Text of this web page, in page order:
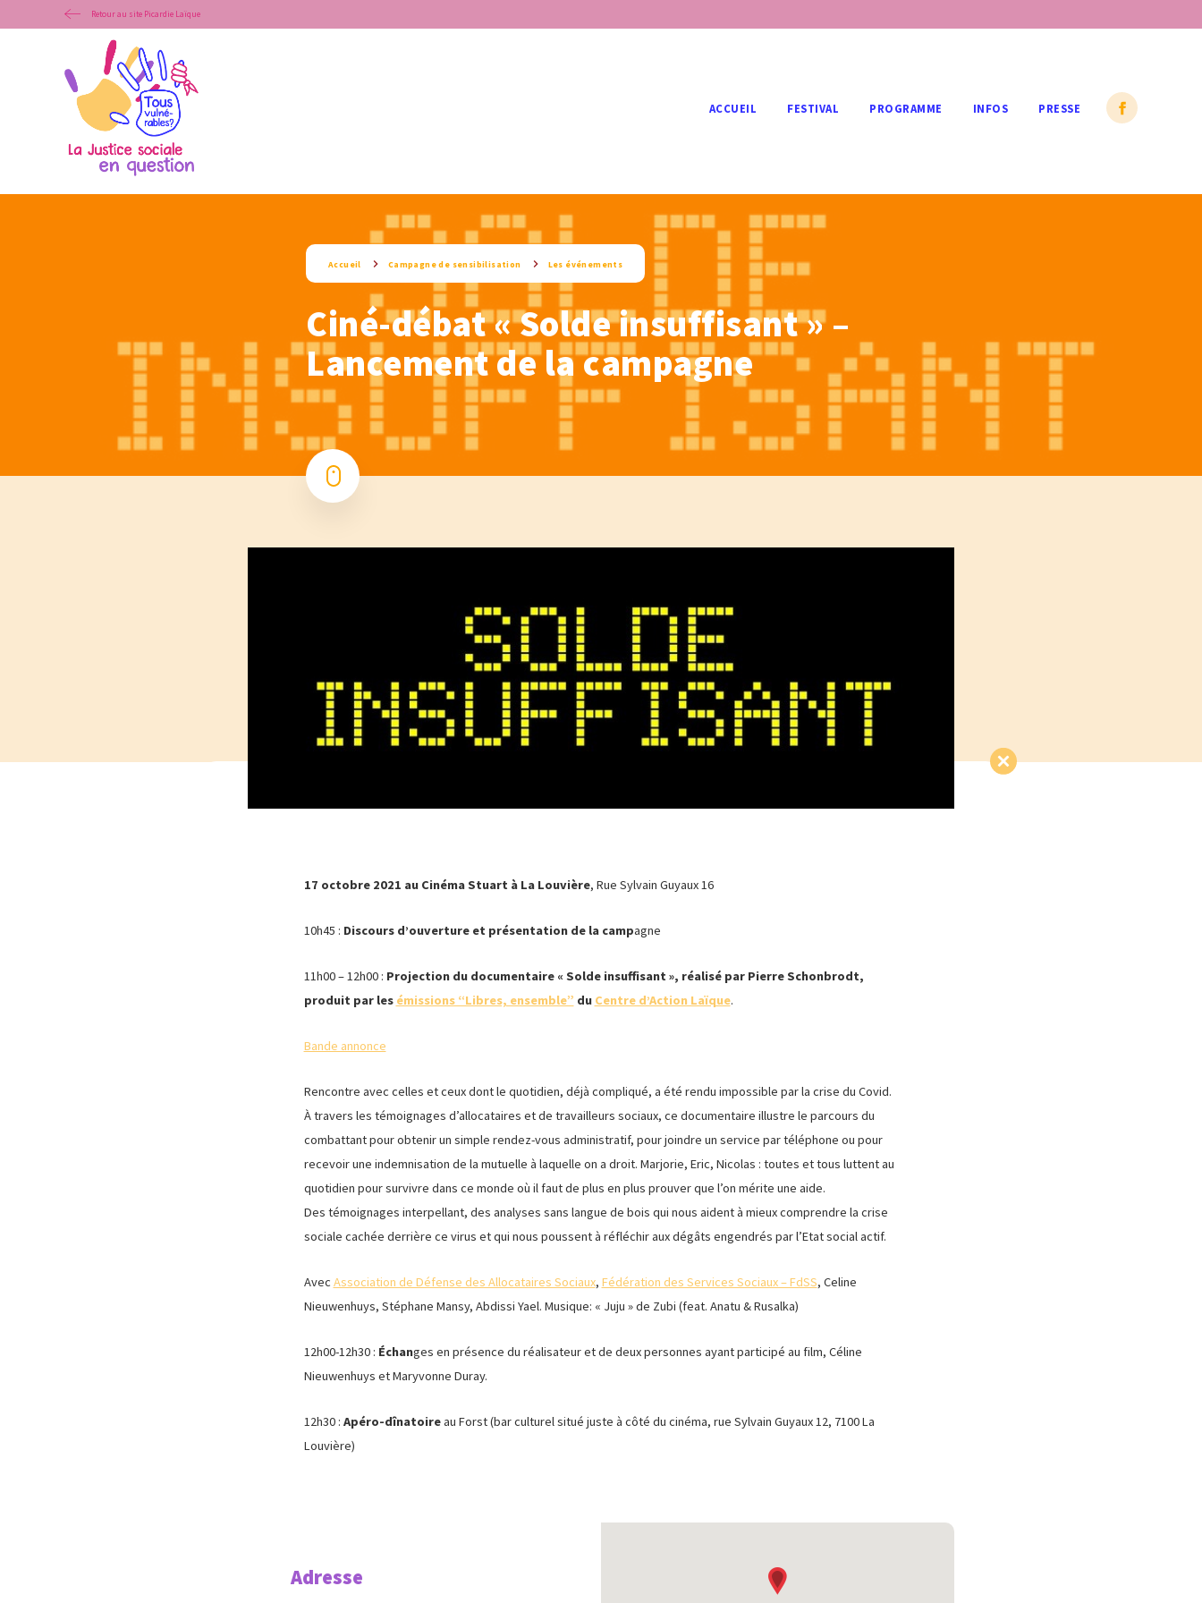
Retour au site Picardie Laïque
ACCUEIL FESTIVAL PROGRAMME INFOS PRESSE
Accueil Campagne de sensibilisation Les événements
Ciné-débat « Solde insuffisant » –
Lancement de la campagne
17 octobre 2021 au Cinéma Stuart à La Louvière, Rue Sylvain Guyaux 16
10h45 : Discours d’ouverture et présentation de la campagne
11h00 – 12h00 : Projection du documentaire « Solde insuffisant », réalisé par Pierre Schonbrodt,
produit par les émissions “Libres, ensemble” du Centre d’Action Laïque.
Bande annonce
Rencontre avec celles et ceux dont le quotidien, déjà compliqué, a été rendu impossible par la crise du Covid.
À travers les témoignages d’allocataires et de travailleurs sociaux, ce documentaire illustre le parcours du
combattant pour obtenir un simple rendez-vous administratif, pour joindre un service par téléphone ou pour
recevoir une indemnisation de la mutuelle à laquelle on a droit. Marjorie, Eric, Nicolas : toutes et tous luttent au
quotidien pour survivre dans ce monde où il faut de plus en plus prouver que l’on mérite une aide.
Des témoignages interpellant, des analyses sans langue de bois qui nous aident à mieux comprendre la crise
sociale cachée derrière ce virus et qui nous poussent à réfléchir aux dégâts engendrés par l’Etat social actif.
Avec Association de Défense des Allocataires Sociaux, Fédération des Services Sociaux – FdSS, Celine
Nieuwenhuys, Stéphane Mansy, Abdissi Yael. Musique: « Juju » de Zubi (feat. Anatu & Rusalka)
12h00-12h30 : Échanges en présence du réalisateur et de deux personnes ayant participé au film, Céline
Nieuwenhuys et Maryvonne Duray.
12h30 : Apéro-dînatoireau Forst (bar culturel situé juste à côté du cinéma, rue Sylvain Guyaux 12, 7100 La
Louvière)
Adresse